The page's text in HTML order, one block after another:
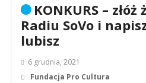
KONKURS –
Radiu SoVo i
lubisz
6 grudnia, 2021
Fundacja Pro Cultura